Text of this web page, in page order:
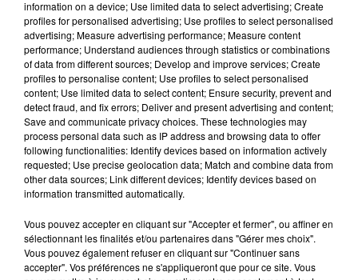
Stéréo Club, c'est la très ambitieuse adaptation
française du show musical de Jimmy Fallon et NBC,
"Stéréo Club". Des personnalités - chanteurs,
comédiens, humoristes s’affronteront en équipe sur
leur niveau de chant, leur culture musicale… ! Le tout
pour défendre la cause associative !
CAMILLE COMBAL
information on a device; Use limited data to select advertising; Create
profiles for personalised advertising; Use profiles to select personalised
advertising; Measure advertising performance; Measure content
performance; Understand audiences through statistics or combinations
of data from different sources; Develop and improve services; Create
profiles to personalise content; Use profiles to select personalised
content; Use limited data to select content; Ensure security, prevent and
detect fraud, and fix errors; Deliver and present advertising and content;
Save and communicate privacy choices. These technologies may
process personal data such as IP address and browsing data to offer
following functionalities: Identify devices based on information actively
requested; Use precise geolocation data; Match and combine data from
other data sources; Link different devices; Identify devices based on
information transmitted automatically.
Vous pouvez accepter en cliquant sur "Accepter et fermer", ou affiner en
sélectionnant les finalités et/ou partenaires dans "Gérer mes choix".
Vous pouvez également refuser en cliquant sur "Continuer sans
accepter". Vos préférences ne s'appliqueront que pour ce site. Vous